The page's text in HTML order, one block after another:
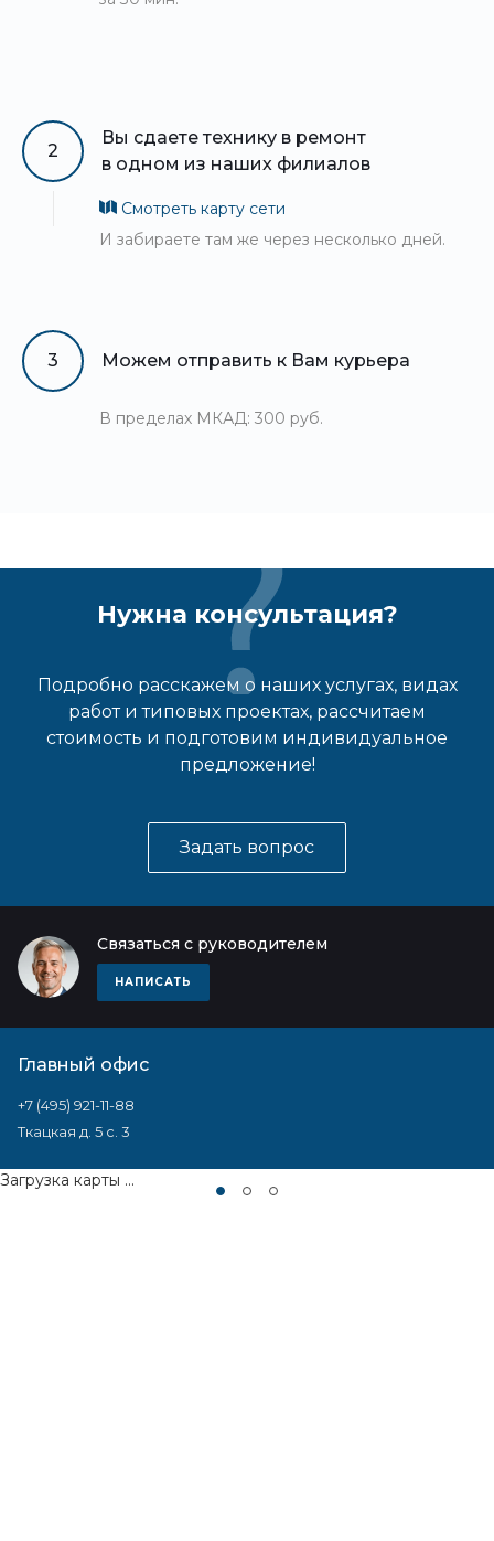
2
Вы сдаете технику в ремонт
в одном из наших филиалов
Смотреть карту сети
И забираете там же через несколько дней.
3 Можем отправить к Вам курьера
В пределах МКАД: 300 руб.
Нужна консультация?
Подробно расскажем о наших услугах, видах
работ и типовых проектах, рассчитаем
стоимость и подготовим индивидуальное
предложение!
Задать вопрос
Связаться с руководителем
НАПИСАТЬ
Главный офис
+7 (495) 921-11-88
Ткацкая д. 5 с. 3
Загрузка карты ...